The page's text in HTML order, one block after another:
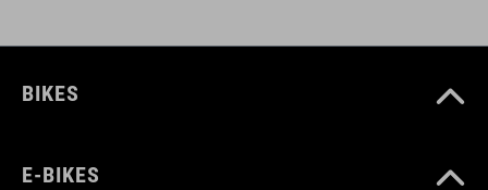
BIKES
E-BIKES